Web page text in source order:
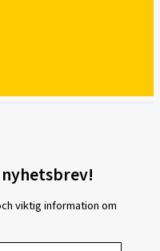
viktig information om